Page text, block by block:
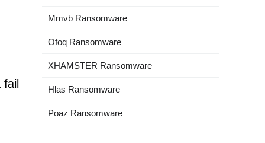
Mmvb Ransomware
Ofoq Ransomware
XHAMSTER Ransomware
Hlas Ransomware
Poaz Ransomware